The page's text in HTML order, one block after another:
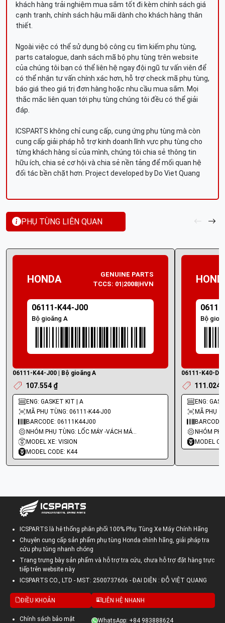
khách hàng trải nghiệm mua sắm tốt đi kèm chính sách giá
cạnh tranh, chính sách hậu mãi dành cho khách hàng thân
thiết.
Ngoài việc có thể sử dụng bộ công cụ tìm kiếm phụ tùng,
parts catalogue, danh sách mã bộ phụ tùng trên website
của chúng tôi bạn có thể liên hệ ngay đội ngũ tư vấn viên để
có thể nhận tư vấn chính xác hơn, hỗ trợ check mã phụ tùng,
báo giá theo giá trị đơn hàng hoặc nhu cầu mua sắm. Mọi
thắc mắc liên quan tới phụ tùng chúng tôi đều có thể giải
đáp.
ICSPARTS không chỉ cung cấp, cung ứng phụ tùng mà còn
cung cấp giải pháp hỗ trợ kinh doanh lĩnh vực phụ tùng cho
từng khách hàng sỉ của mình, chúng tôi chia sẻ thông tin
hữu ích, chia sẻ cơ hội và chia sẻ nền tảng để mối quan hệ
đối tác bền chặt hơn. Project developed by Do Viet Quang
PHỤ TÙNG LIÊN QUAN
HONDA
GENUINE PARTS
TCCS: 01|2008|HVN
06111-K44-J00
Bộ gioăng A
06111-K44-J00 | Bộ gioăng A
107.554 ₫
ENG: GASKET KIT | A
MÃ PHỤ TÙNG: 06111-K44-J00
BARCODE: 06111K44J00
NHÓM PHỤ TÙNG: LỐC MÁY -VÁCH MÁY - GIOĂNG MÁY
MODEL XE: VISION
MODEL CODE: K44
Bộ
06111-K40-
111.024
ENG:
MÃ PHỤ
MODEL
ICSPARTS là hệ thống phân phối 100% Phụ Tùng Xe Máy Chính Hãng
Chuyên cung cấp sản phẩm phụ tùng Honda chính hãng, giải pháp tra
cứu phụ tùng nhanh chóng
Trang trưng bày sản phẩm và hỗ trợ tra cứu, chưa hỗ trợ đặt hàng trực
tiếp trên website này
ICSPARTS CO., LTD - MST: 2500737606 - ĐẠI DIỆN : ĐỖ VIỆT QUANG
ĐIỀU KHOẢN
Chính sách bảo mật
LIÊN HỆ NHANH
WhatsApp: +84 983888624